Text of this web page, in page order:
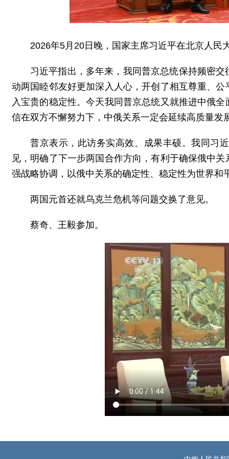
2026年5月20日晚，国家主席习近平在北京人民
习近平指出，多年来，我同普京总统保持频密
动两国睦邻友好更加深入人心，开创了相互尊重、
入宝贵的稳定性。今天我同普京总统又就推进中俄
信在双方不懈努力下，中俄关系一定会延续高质量发
普京表示，此访务实高效、成果丰硕。我同习
见，明确了下一步两国合作方向，有利于确保俄中
强战略协调，以俄中关系的确定性、稳定性为世界和
两国元首还就乌克兰危机等问题交换了意见。
蔡奇、王毅参加。